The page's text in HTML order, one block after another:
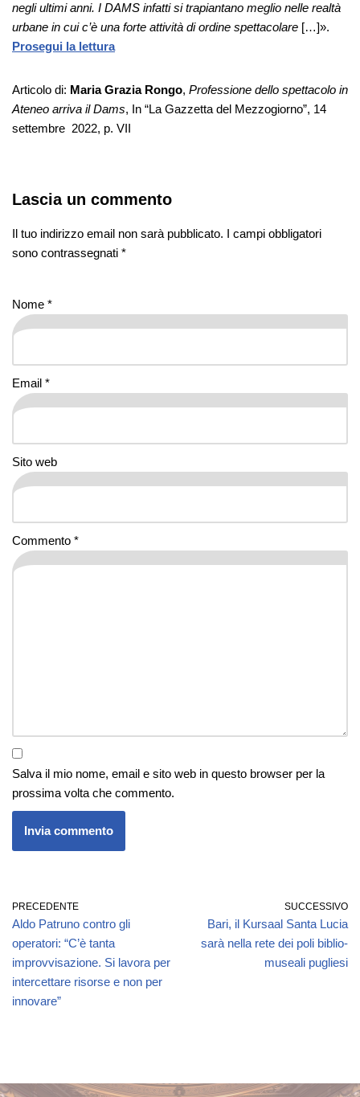
negli ultimi anni. I DAMS infatti si trapiantano meglio nelle realtà
urbane in cui c’è una forte attività di ordine spettacolare […]».
Prosegui la lettura
Articolo di: Maria Grazia Rongo, Professione dello spettacolo in
Ateneo arriva il Dams, In “La Gazzetta del Mezzogiorno”, 14
settembre 2022, p. VII
Lascia un commento
Il tuo indirizzo email non sarà pubblicato. I campi obbligatori
sono contrassegnati *
Nome *
Email *
Sito web
Commento *
Salva il mio nome, email e sito web in questo browser per la
prossima volta che commento.
PRECEDENTE
Aldo Patruno contro gli
operatori: “C’è tanta
improvvisazione. Si lavora per
intercettare risorse e non per
innovare”
SUCCESSIVO
Bari, il Kursaal Santa Lucia
sarà nella rete dei poli biblio-
museali pugliesi